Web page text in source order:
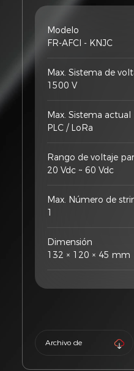
Modelo
FR-AFCI - KNJC
Max. Sistema de
1500 V
Max. Sistema actual
PLC / LoRa
Rango de voltaje
20 Vdc ~ 60 Vdc
Max. Número de
1
Dimensión
132 × 120 × 45 mm
Archivo de
producto